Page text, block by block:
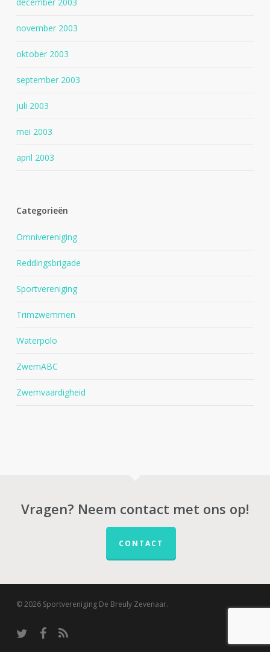
november 2003
oktober 2003
september 2003
juli 2003
mei 2003
april 2003
Categorieën
Omnivereniging
Reddingsbrigade
Sportvereniging
Trimzwemmen
Waterpolo
ZwemABC
Zwemvaardigheid
Vragen? Neem contact met ons op!
CONTACT
© 2026 Sportvereniging De Breuly Zevenaar.
twitter facebook
RSS